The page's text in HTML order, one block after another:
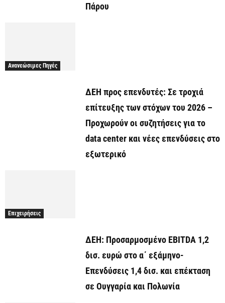
Πάρου
Ανανεώσιμες Πηγές
ΔΕΗ προς επενδυτές: Σε τροχιά
επίτευξης των στόχων του 2026 –
Προχωρούν οι συζητήσεις για το
data center και νέες επενδύσεις στο
εξωτερικό
Επιχειρήσεις
ΔΕΗ: Προσαρμοσμένο EBITDA 1,2
δισ. ευρώ στο α΄ εξάμηνο-
Επενδύσεις 1,4 δισ. και επέκταση
σε Ουγγαρία και Πολωνία